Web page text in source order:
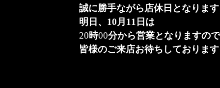
誠に勝手ながら店休日となります
明日、10月11日は
20時00分から営業となりますので
皆様のご来店お待ちしております